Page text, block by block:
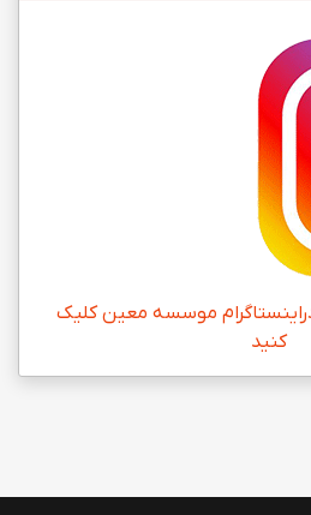
موسسه معین کلیک
کنید